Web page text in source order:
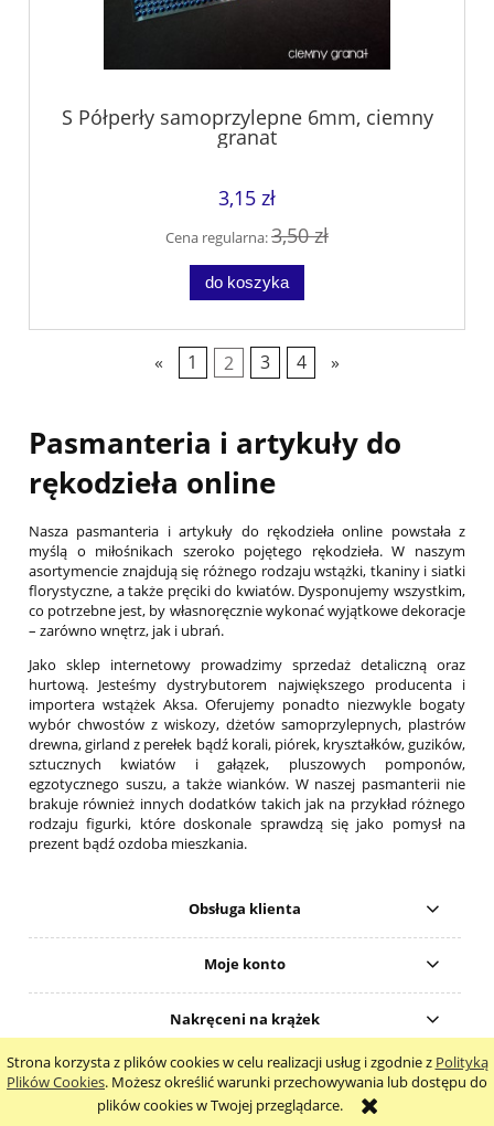
Strona korzysta z plików cookies w celu realizacji usług i zgodnie z Polityką
Plików Cookies. Możesz określić warunki przechowywania lub dostępu do
plików cookies w Twojej przeglądarce.
S Półperły samoprzylepne 6mm, ciemny
granat
3,15 zł
Cena regularna:3,50 zł
do koszyka
« 1 2 3 4 »
Pasmanteria i artykuły do
rękodzieła online
Nasza pasmanteria i artykuły do rękodzieła online powstała z
myślą o miłośnikach szeroko pojętego rękodzieła. W naszym
asortymencie znajdują się różnego rodzaju wstążki, tkaniny i siatki
florystyczne, a także pręciki do kwiatów. Dysponujemy wszystkim,
co potrzebne jest, by własnoręcznie wykonać wyjątkowe dekoracje
– zarówno wnętrz, jak i ubrań.
Jako sklep internetowy prowadzimy sprzedaż detaliczną oraz
hurtową. Jesteśmy dystrybutorem największego producenta i
importera wstążek Aksa. Oferujemy ponadto niezwykle bogaty
wybór chwostów z wiskozy, dżetów samoprzylepnych, plastrów
drewna, girland z perełek bądź korali, piórek, kryształków, guzików,
sztucznych kwiatów i gałązek, pluszowych pomponów,
egzotycznego suszu, a także wianków. W naszej pasmanterii nie
brakuje również innych dodatków takich jak na przykład różnego
rodzaju figurki, które doskonale sprawdzą się jako pomysł na
prezent bądź ozdoba mieszkania.
Obsługa klienta
Moje konto
Nakręceni na krążek
pokaż pełną wersję strony
Sklep internetowy Shoper.pl